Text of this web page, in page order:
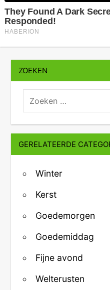
ZOEKEN
zoeken:
GERELATEERDE
Winter
Kerst
Goedemorgen
Goedemiddag
Fijne avond
Welterusten